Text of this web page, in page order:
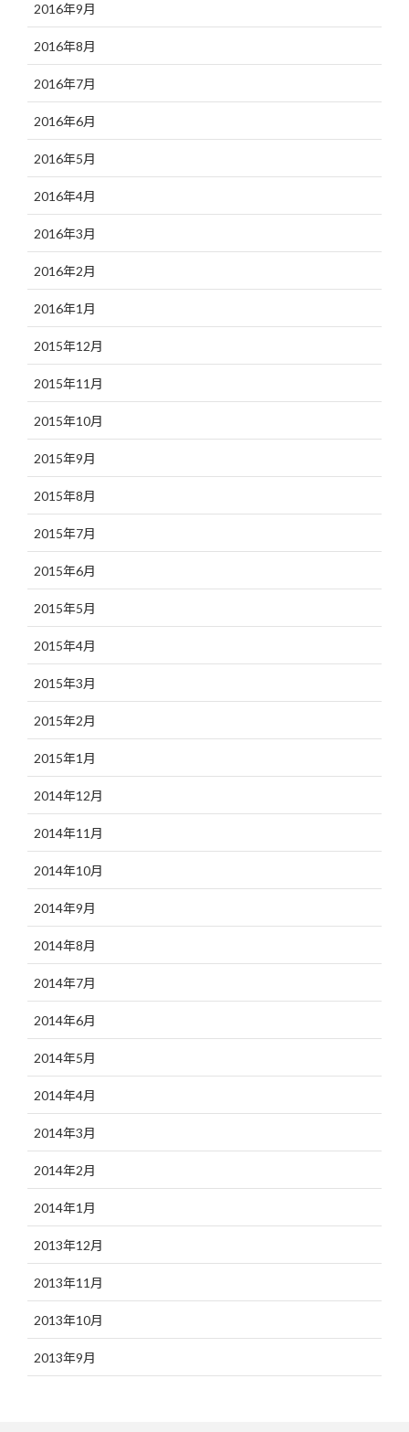
2016年9月
2016年8月
2016年7月
2016年6月
2016年5月
2016年4月
2016年3月
2016年2月
2016年1月
2015年12月
2015年11月
2015年10月
2015年9月
2015年8月
2015年7月
2015年6月
2015年5月
2015年4月
2015年3月
2015年2月
2015年1月
2014年12月
2014年11月
2014年10月
2014年9月
2014年8月
2014年7月
2014年6月
2014年5月
2014年4月
2014年3月
2014年2月
2014年1月
2013年12月
2013年11月
2013年10月
2013年9月